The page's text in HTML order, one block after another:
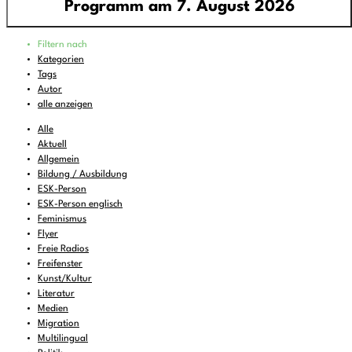
Programm am 7. August 2026
06:00
07:00 - 08:00
08:00
08:30
10:00 - 11:00 FREIRAD Musik
11:00 - 11:06 BBC News
11:06
12:00 - 13:00
13:00 - 13:06
13:06
13:22 - 16:00
Filtern nach
Kategorien
Tags
Autor
alle anzeigen
Alle
Aktuell
Allgemein
Bildung / Ausbildung
ESK-Person
ESK-Person englisch
Feminismus
Flyer
Freie Radios
Freifenster
Kunst/Kultur
Literatur
Medien
Migration
Multilingual